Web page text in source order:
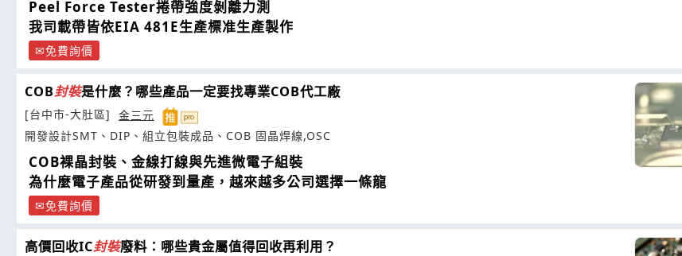
Peel Force Tester捲帶強度剝離力測
我司載帶皆依EIA 481E生產標准生產製作
免費詢價
COB封裝是什麼？哪些產品一定要找專業COB代工廠
[台中市-大肚區]
金三元
開發設計SMT、DIP、組立包裝成品、COB 固晶焊線,OSC
COB裸晶封裝、金線打線與先進微電子組裝
為什麼電子產品從研發到量產，越來越多公司選擇一條龍
免費詢價
高價回收IC封裝廢料：哪些貴金屬值得回收再利用？